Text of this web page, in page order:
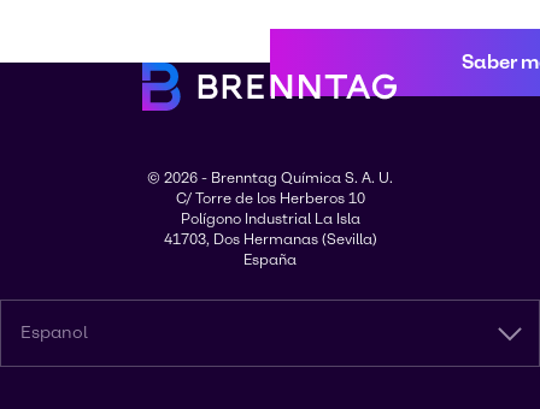
Saber
© 2026 - Brenntag Química S. A. U.
C/ Torre de los Herberos 10
Polígono Industrial La Isla
41703, Dos Hermanas (Sevilla)
España
Espanol